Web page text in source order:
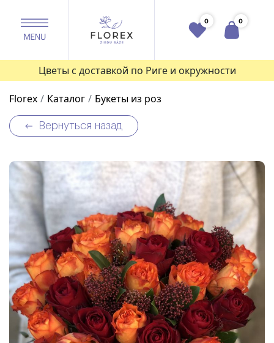
0 0
Цветы с доставкой по Риге и окружности
Florex Каталог Букеты из роз
Вернуться назад